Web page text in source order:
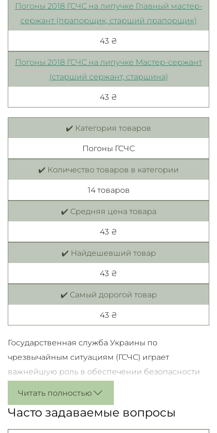
Погоны 2018 ГСЧС на липучке Главный мастер-
сержант (прапорщик, старший прапорщик)
43 ₴
Погоны 2018 ГСЧС на липучке Мастер-сержант
(старший сержант, старшина)
43 ₴
✔️ Категория товаров
Погоны ГСЧС
✔️ Количество товаров в категории
14 товаров
✔️ Средняя цена товара
43 ₴
✔️ Найдешевший товар
43 ₴
✔️ Самый дорогой товар
43 ₴
Государственная служба Украины по
чрезвычайным ситуациям (ГСЧС) играет
важнейшую роль в обеспечении безопасности
погоны.
Читать полностью
Часто задаваемые вопросы